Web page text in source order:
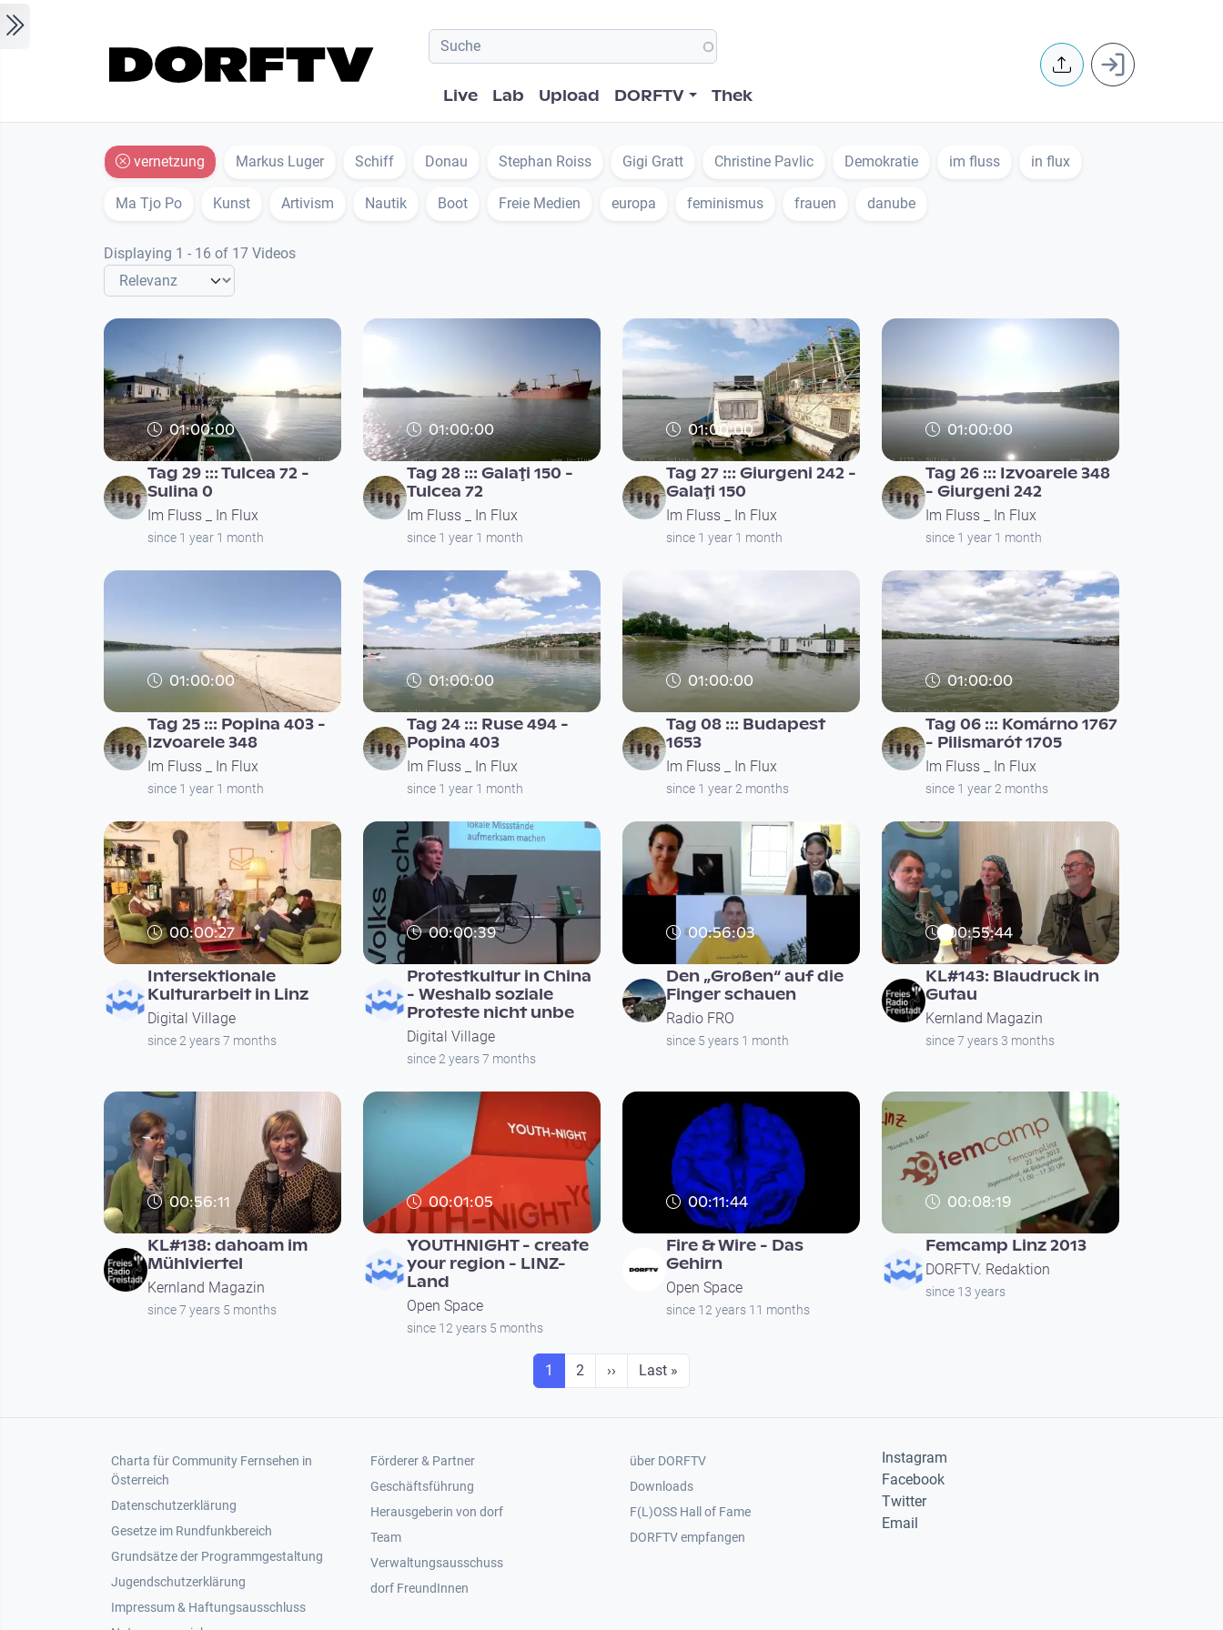
Hauptnavigation
Live Lab Upload DORFTV Thek
User
vernetzung Markus Luger Schiff Donau Stephan Roiss Gigi Gratt Christine Pavlic Demokratie im fluss in flux
Ma Tjo Po Kunst Artivism Nautik Boot Freie Medien europa feminismus frauen danube
Displaying 1 - 16 of 17 Videos
01:00:00
Tag 29 ::: Tulcea 72 -
Sulina 0
Im Fluss _ In Flux
since 1 year 1 month
01:00:00
Tag 28 ::: Galaţi 150 -
Tulcea 72
Im Fluss _ In Flux
since 1 year 1 month
01:00:00
Tag 27 ::: Giurgeni 242 -
Galaţi 150
Im Fluss _ In Flux
since 1 year 1 month
01:00:00
Tag 26 ::: Izvoarele 348
- Giurgeni 242
Im Fluss _ In Flux
since 1 year 1 month
01:00:00
Tag 25 ::: Popina 403 -
Izvoarele 348
Im Fluss _ In Flux
since 1 year 1 month
01:00:00
Tag 24 ::: Ruse 494 -
Popina 403
Im Fluss _ In Flux
since 1 year 1 month
01:00:00
Tag 08 ::: Budapest
1653
Im Fluss _ In Flux
since 1 year 2 months
01:00:00
Tag 06 ::: Komárno 1767
- Pilismarót 1705
Im Fluss _ In Flux
since 1 year 2 months
00:00:27
Intersektionale
Kulturarbeit in Linz
Digital Village
since 2 years 7 months
00:00:39
Protestkultur in China
- Weshalb soziale
Proteste nicht unbe
Digital Village
since 2 years 7 months
00:56:03
Den „Großen“ auf die
Finger schauen
Radio FRO
since 5 years 1 month
00:55:44
KL#143: Blaudruck in
Gutau
Kernland Magazin
since 7 years 3 months
00:56:11
KL#138: dahoam im
Mühlviertel
Kernland Magazin
since 7 years 5 months
00:01:05
YOUTHNIGHT - create
your region - LINZ-
Land
Open Space
since 12 years 5 months
00:11:44
Fire & Wire - Das
Gehirn
Open Space
since 12 years 11 months
00:08:19
Femcamp Linz 2013
DORFTV. Redaktion
since 13 years
Seite
1 Seite
2 Next page
›› Last page
Last »
Footer 1
Charta für Community Fernsehen in
Österreich
Datenschutzerklärung
Gesetze im Rundfunkbereich
Grundsätze der Programmgestaltung
Jugendschutzerklärung
Impressum & Haftungsausschluss
Footer 2
Förderer & Partner
Geschäftsführung
Herausgeberin von dorf
Team
Verwaltungsausschuss
dorf FreundInnen
Footer 3
über DORFTV
Downloads
F(L)OSS Hall of Fame
Footer 4
DORFTV empfangen
Instagram
Facebook
Twitter
Email